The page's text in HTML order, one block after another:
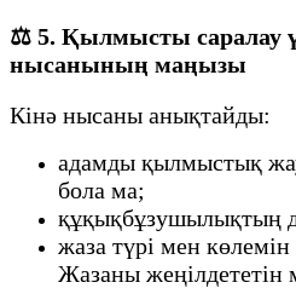
⚖️ 5. Қылмысты саралау
нысанының маңызы
Кінә нысаны анықтайды:
адамды қылмыстық
бола ма;
құқықбұзушылықтың
жаза түрі мен
Жазаны жеңілдететін